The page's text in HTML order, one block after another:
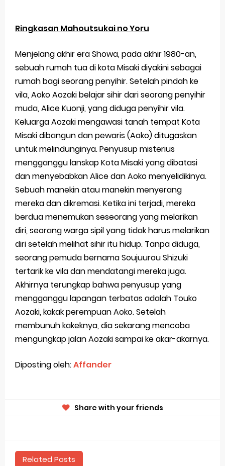
Ringkasan Mahoutsukai no Yoru
Menjelang akhir era Showa, pada akhir 1980-an,
sebuah rumah tua di kota Misaki diyakini sebagai
rumah bagi seorang penyihir. Setelah pindah ke
vila, Aoko Aozaki belajar sihir dari seorang penyihir
muda, Alice Kuonji, yang diduga penyihir vila.
Keluarga Aozaki mengawasi tanah tempat Kota
Misaki dibangun dan pewaris (Aoko) ditugaskan
untuk melindunginya. Penyusup misterius
mengganggu lanskap Kota Misaki yang dibatasi
dan menyebabkan Alice dan Aoko menyelidikinya.
Sebuah manekin atau manekin menyerang
mereka dan dikremasi. Ketika ini terjadi, mereka
berdua menemukan seseorang yang melarikan
diri, seorang warga sipil yang tidak harus melarikan
diri setelah melihat sihir itu hidup. Tanpa diduga,
seorang pemuda bernama Soujuurou Shizuki
tertarik ke vila dan mendatangi mereka juga.
Akhirnya terungkap bahwa penyusup yang
mengganggu lapangan terbatas adalah Touko
Aozaki, kakak perempuan Aoko. Setelah
membunuh kakeknya, dia sekarang mencoba
mengungkap jalan Aozaki sampai ke akar-akarnya.
Diposting oleh:Affander
Share with your friends
Related Posts